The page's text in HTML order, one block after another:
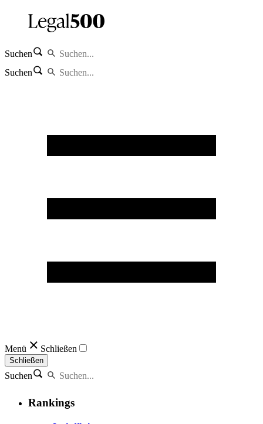
Suchen
Suchen
Menü Schließen
Schließen
Suchen
Rankings